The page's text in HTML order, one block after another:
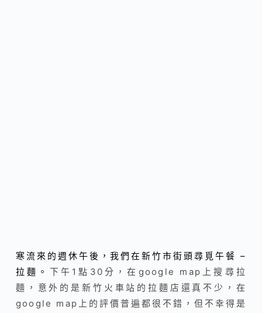
寒流來的週休午後，我們在新竹市街頭尋覓午餐 –
拉麵。 下午1點30分，在google map上搜尋拉
麵，意外的是新竹火車站的拉麵店還真不少，在
google map上的評價普遍都很不錯，但不幸得是